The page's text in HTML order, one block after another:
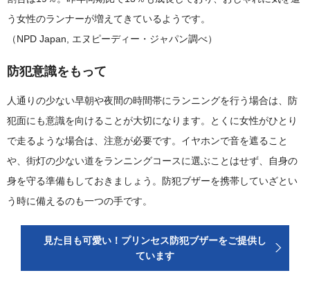
う女性のランナーが増えてきているようです。
（NPD Japan, エヌピーディー・ジャパン調べ）
防犯意識をもって
人通りの少ない早朝や夜間の時間帯にランニングを行う場合は、防
犯面にも意識を向けることが大切になります。とくに女性がひとり
で走るような場合は、注意が必要です。イヤホンで音を遮ること
や、街灯の少ない道をランニングコースに選ぶことはせず、自身の
身を守る準備もしておきましょう。防犯ブザーを携帯していざとい
う時に備えるのも一つの手です。
見た目も可愛い！プリンセス防犯ブザーをご提供し
ています